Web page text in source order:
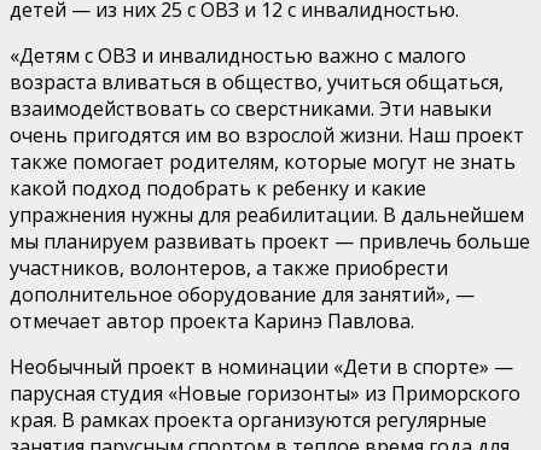
детей — из них 25 с ОВЗ и 12 с инвалидностью.
«Детям с ОВЗ и инвалидностью важно с малого
возраста вливаться в общество, учиться общаться,
взаимодействовать со сверстниками. Эти навыки
очень пригодятся им во взрослой жизни. Наш проект
также помогает родителям, которые могут не знать
какой подход подобрать к ребенку и какие
упражнения нужны для реабилитации. В дальнейшем
мы планируем развивать проект — привлечь больше
участников, волонтеров, а также приобрести
дополнительное оборудование для занятий», —
отмечает автор проекта Каринэ Павлова.
Необычный проект в номинации «Дети в спорте» —
парусная студия «Новые горизонты» из Приморского
края. В рамках проекта организуются регулярные